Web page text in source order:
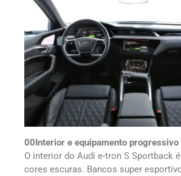
00Interior e equipamento progressivo
O interior do Audi e-tron S Sportback
cores escuras. Bancos super